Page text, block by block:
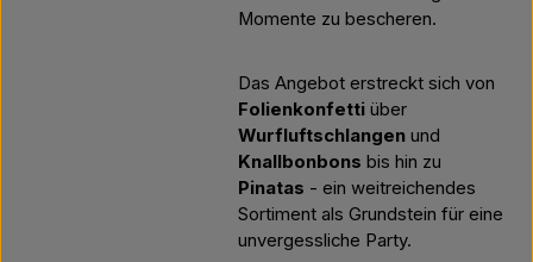
Momente zu bescheren.
Das Angebot erstreckt sich von
Folienkonfetti über
Wurfluftschlangen und
Knallbonbons bis hin zu
Pinatas - ein weitreichendes
Sortiment als Grundstein für eine
unvergessliche Party.